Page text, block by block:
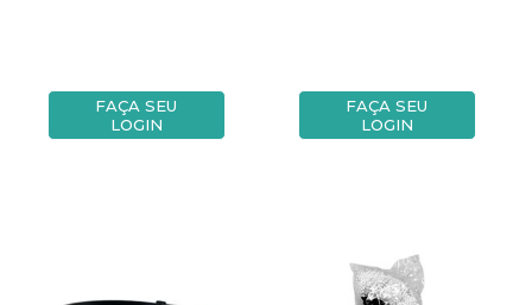
FAÇA SEU
LOGIN
FAÇA SEU
LOGIN